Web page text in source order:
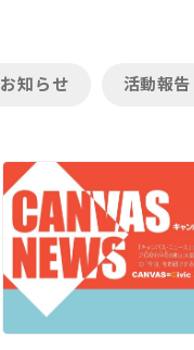
お知らせ 活動報告